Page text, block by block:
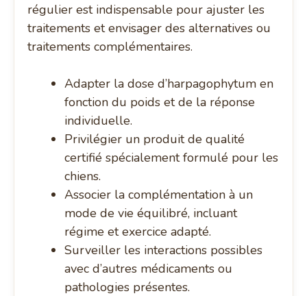
régulier est indispensable pour ajuster les
traitements et envisager des alternatives ou
traitements complémentaires.
Adapter la dose d’harpagophytum en
fonction du poids et de la réponse
individuelle.
Privilégier un produit de qualité
certifié spécialement formulé pour les
chiens.
Associer la complémentation à un
mode de vie équilibré, incluant
régime et exercice adapté.
Surveiller les interactions possibles
avec d’autres médicaments ou
pathologies présentes.